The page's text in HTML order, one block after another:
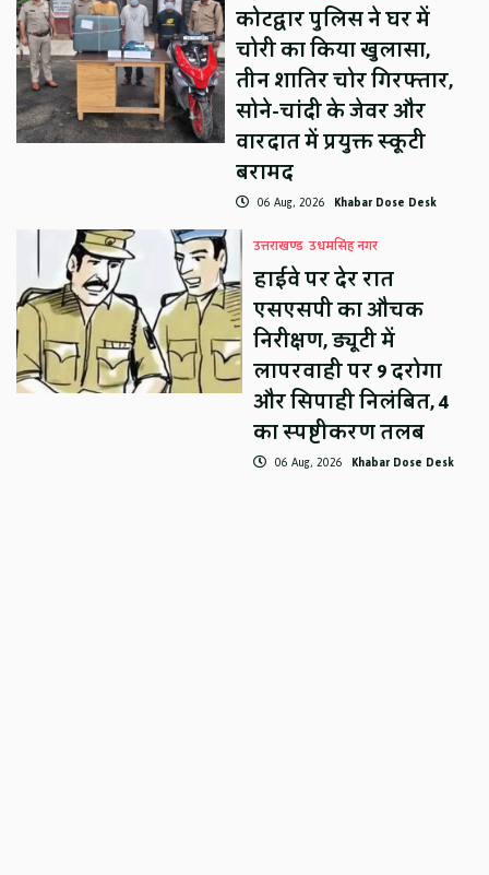
कोटद्वार पुलिस ने घर में
चोरी का किया खुलासा,
तीन शातिर चोर गिरफ्तार,
सोने-चांदी के जेवर और
वारदात में प्रयुक्त स्कूटी
बरामद
06 Aug, 2026 Khabar Dose Desk
उत्तराखण्ड उधमसिंह नगर
हाईवे पर देर रात
एसएसपी का औचक
निरीक्षण, ड्यूटी में
लापरवाही पर 9 दरोगा
और सिपाही निलंबित, 4
का स्पष्टीकरण तलब
06 Aug, 2026 Khabar Dose Desk